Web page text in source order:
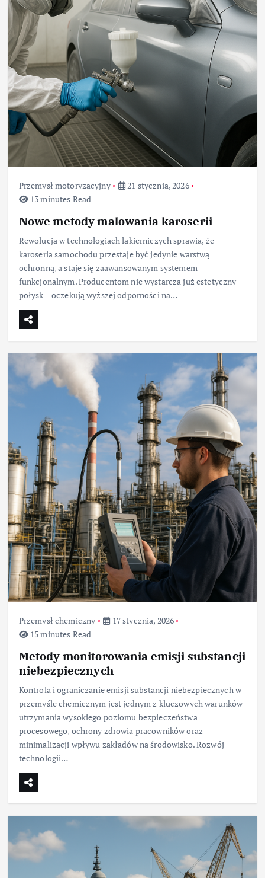
Przemysł motoryzacyjny
21 stycznia, 2026
13 minutes Read
Nowe metody malowania karoserii
Rewolucja w technologiach lakierniczych sprawia, że
karoseria samochodu przestaje być jedynie warstwą
ochronną, a staje się zaawansowanym systemem
funkcjonalnym. Producentom nie wystarcza już estetyczny
połysk – oczekują wyższej odporności na…
Przemysł chemiczny
17 stycznia, 2026
15 minutes Read
Metody monitorowania emisji substancji
niebezpiecznych
Kontrola i ograniczanie emisji substancji niebezpiecznych w
przemyśle chemicznym jest jednym z kluczowych warunków
utrzymania wysokiego poziomu bezpieczeństwa
procesowego, ochrony zdrowia pracowników oraz
minimalizacji wpływu zakładów na środowisko. Rozwój
technologii…